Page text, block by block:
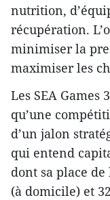
nutrition,
récupération.
minimiser la
maximiser les
Les SEA Games
qu’une
d’un jalon
qui entend
dont sa place de
(à domicile) et